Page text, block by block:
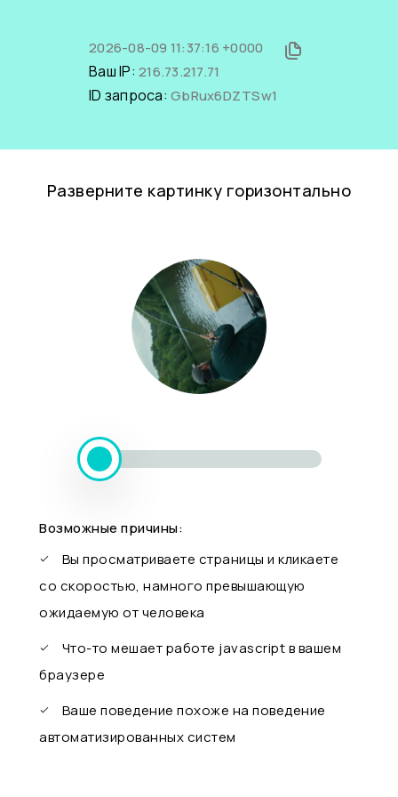
2026-08-09 11:37:16 +0000
Ваш IP: 216.73.217.71
ID запроса: GbRux6DZTSw1
Разверните картинку горизонтально
Возможные причины:
Вы просматриваете страницы и кликаете
со скоростью, намного превышающую
ожидаемую от человека
Что-то мешает работе javascript в вашем
браузере
Ваше поведение похоже на поведение
автоматизированных систем